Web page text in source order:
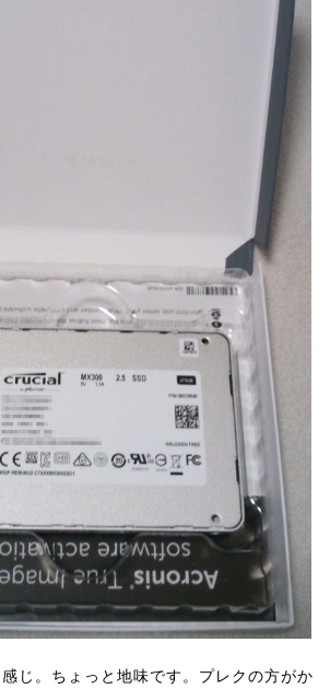
じ。ちょっと地味です。プレクの方がか